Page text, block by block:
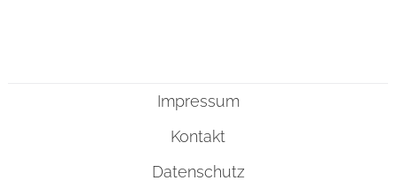
Impressum
Kontakt
Datenschutz